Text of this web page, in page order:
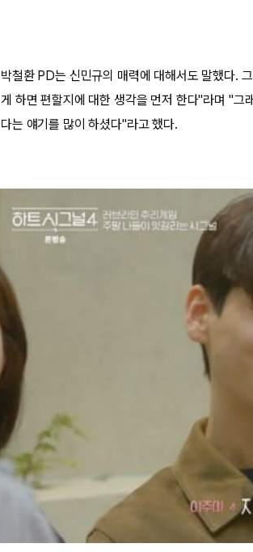
박철환 PD는 신민규의 매력에 대해서도 말했다.
게 하면 편할지에 대한 생각을 먼저 한다"라며 "그
다는 얘기를 많이 하셨다"라고 했다.